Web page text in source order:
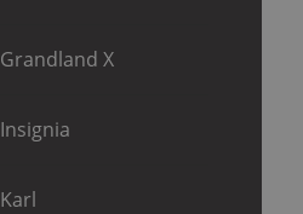
Grandland X
Insignia
Karl